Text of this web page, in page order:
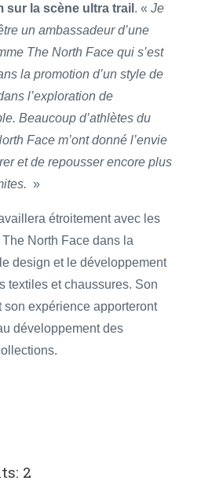
sur la scène ultra trail . « Je
un ambassadeur d’une
The North Face qui s’est
la promotion d’un style de
l’exploration de
Beaucoup d’athlètes du
Face m’ont donné l’envie
et de repousser encore plus
»
étroitement avec les
North Face dans la
design et le développement
textiles et chaussures. Son
son expérience apporteront
développement des
2